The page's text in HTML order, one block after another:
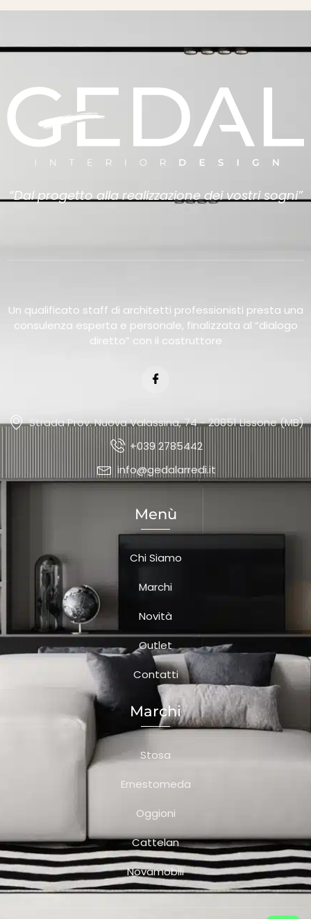
“Dal progetto alla realizzazione dei vostri sogni”
Un qualificato staff di architetti professionisti presta una
consulenza esperta e personale, finalizzata al “dialogo
diretto” con il costruttore
Strada Prov. Nuova Valassina, 74 - 20851 Lissone (MB)
+039 2785442
info@gedalarredi.it
Menù
Chi Siamo
Marchi
Novità
Outlet
Contatti
Marchi
Stosa
Ernestomeda
Oggioni
Cattelan
Novamobili